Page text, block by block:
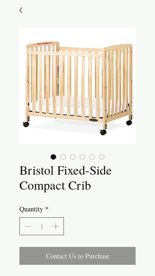
Bristol Fixed-Side
Compact Crib
Quantity *
Contact Us to Purchase